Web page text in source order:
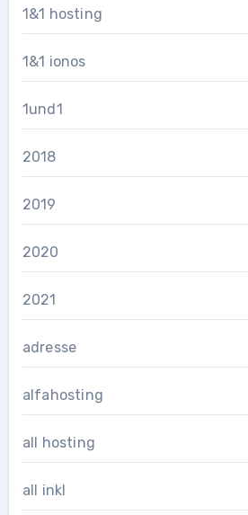
1&1 hosting
1&1 ionos
1und1
2018
2019
2020
2021
adresse
alfahosting
all hosting
all inkl